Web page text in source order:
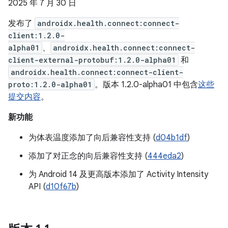
2025 年 7 月 30 日
发布了
androidx.health.connect:connect-
client:1.2.0-
alpha01 、
androidx.health.connect:connect-
client-external-protobuf:1.2.0-alpha01
和
androidx.health.connect:connect-client-
proto:1.2.0-alpha01 。版本 1.2.0-alpha01 中包含这些
提交内容。
新功能
为体表温度添加了向后兼容性支持 (d04b1df)
添加了对正念的向后兼容性支持 (444eda2)
为 Android 14 及更高版本添加了 Activity Intensity
API (d10f67b)